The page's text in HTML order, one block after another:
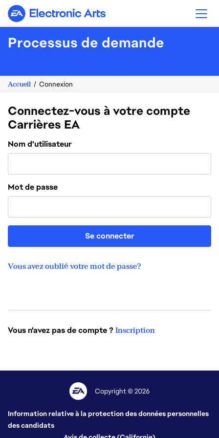
Electronic Arts
Processus de demande
Accueil Connexion
Connectez-vous à votre compte
Carrières EA
Connexion
Nom d'utilisateur
Mot de passe
Se connecter
Vous avez oublié votre mot de passe?
Vous n'avez pas de compte ? Inscription
Copyright © 2026
Information relative à la protection des données personnelles
des candidats